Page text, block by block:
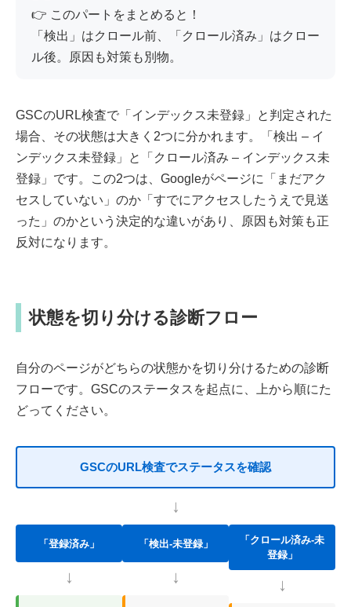
👉 このパートをまとめると！
「検出」はクロール前、「クロール済み」はクロー
ル後。原因も対策も別物。
GSCのURL検査で「インデックス未登録」と判定された
場合、その状態は大きく2つに分かれます。「検出 – イ
ンデックス未登録」と「クロール済み – インデックス未
登録」です。この2つは、Googleがページに「まだアク
セスしていない」のか「すでにアクセスしたうえで見送
った」のかという決定的な違いがあり、原因も対策も正
反対になります。
状態を切り分ける診断フロー
自分のページがどちらの状態かを切り分けるための診断
フローです。GSCのステータスを起点に、上から順にた
どってください。
GSCのURL検査でステータスを確認
↓
「登録済み」
↓
「検出-未登録」
↓
「クロール済み-未
登録」
↓